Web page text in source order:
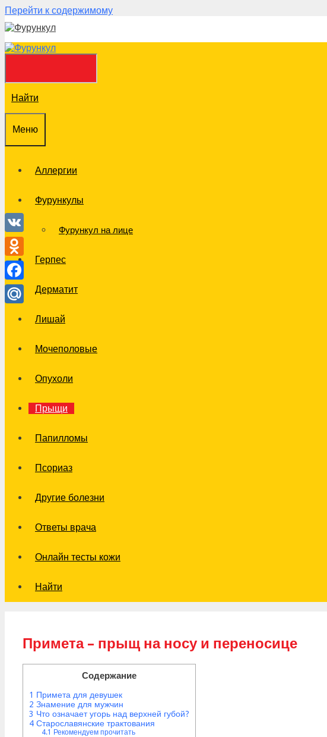
Перейти к содержимому
Найти
Меню
Аллергии
Фурункулы
Фурункул на лице
Герпес
Дерматит
Лишай
Мочеполовые
Опухоли
Прыщи
Папилломы
Псориаз
Другие болезни
Ответы врача
Онлайн тесты кожи
Найти
Примета – прыщ на носу и переносице
Содержание
1 Примета для девушек
2 Знамение для мужчин
3 Что означает угорь над верхней губой?
4 Старославянские трактования
4.1 Рекомендуем прочитать
VK
Odnoklassniki
Facebook